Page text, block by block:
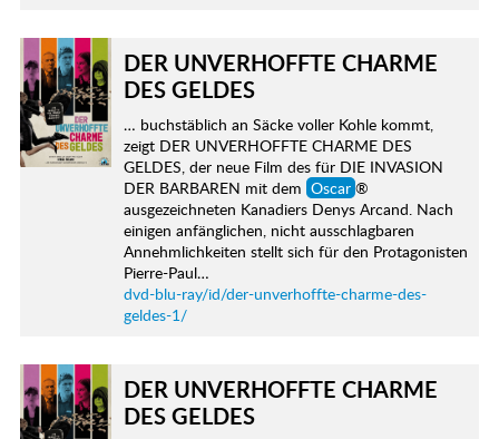
DER UNVERHOFFTE CHARME
DES GELDES
… buchstäblich an Säcke voller Kohle kommt,
zeigt DER UNVERHOFFTE CHARME DES
GELDES, der neue Film des für DIE INVASION
DER BARBAREN mit dem Oscar ®
ausgezeichneten Kanadiers Denys Arcand. Nach
einigen anfänglichen, nicht ausschlagbaren
Annehmlichkeiten stellt sich für den Protagonisten
Pierre-Paul…
dvd-blu-ray/id/der-unverhoffte-charme-des-
geldes-1/
DER UNVERHOFFTE CHARME
DES GELDES